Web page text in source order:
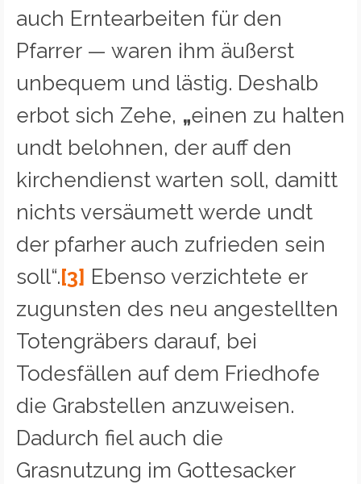
auch Erntearbeiten für den
Pfarrer — waren ihm äußerst
unbequem und lästig. Deshalb
erbot sich Zehe, „einen zu halten
undt belohnen, der auff den
kirchendienst warten soll, damitt
nichts versäumett werde undt
der pfarher auch zufrieden sein
soll“.[3] Ebenso verzichtete er
zugunsten des neu angestellten
Totengräbers darauf, bei
Todesfällen auf dem Friedhofe
die Grabstellen anzuweisen.
Dadurch fiel auch die
Grasnutzung im Gottesacker